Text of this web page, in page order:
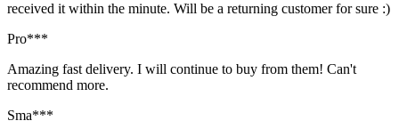
received it within the minute. Will be a returning customer for sure :)
Pro***
Amazing fast delivery. I will continue to buy from them! Can't
recommend more.
Sma***